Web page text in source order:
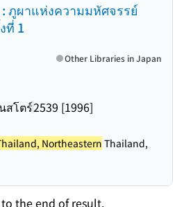
ภูผาแห่งความมหัศจรรย์
ที่ 1
สโตร์2539 [1996]
Other Libraries in Japan
Northeastern Thailand,
to the end of result.